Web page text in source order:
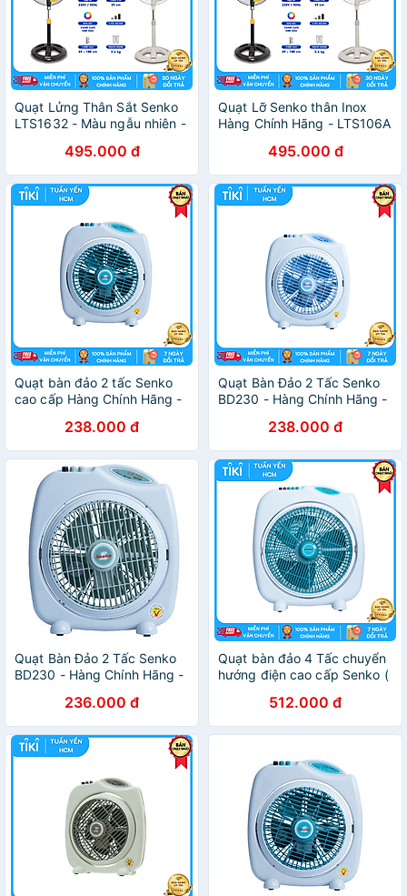
Quạt Lửng Thân Sắt Senko
LTS1632 - Màu ngẫu nhiên -
495.000 đ
Quạt Lỡ Senko thân Inox
Hàng Chính Hãng - LTS106A
495.000 đ
Quạt bàn đảo 2 tấc Senko
cao cấp Hàng Chính Hãng -
238.000 đ
Quạt Bàn Đảo 2 Tấc Senko
BD230 - Hàng Chính Hãng -
238.000 đ
Quạt Bàn Đảo 2 Tấc Senko
BD230 - Hàng Chính Hãng -
236.000 đ
Quạt bàn đảo 4 Tấc chuyển
hướng điện cao cấp Senko (
512.000 đ